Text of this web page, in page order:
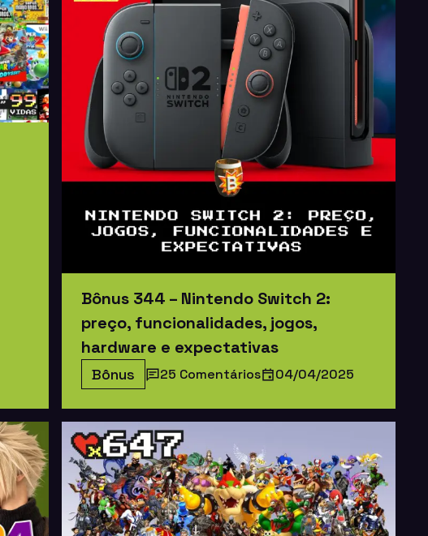
Bônus 344 – Nintendo Switch 2:
preço, funcionalidades, jogos,
hardware e expectativas
Bônus 25 Comentários 04/04/2025